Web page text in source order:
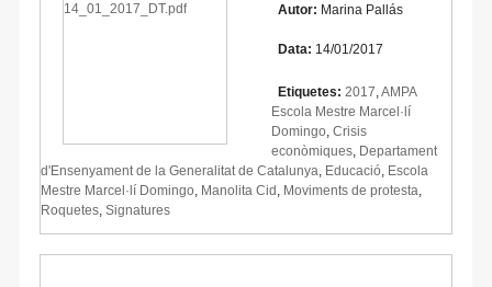
Autor: Marina Pallás
Data: 14/01/2017
Etiquetes: 2017 AMPA
Escola Mestre Marcel·lí
Domingo Crisis
econòmiques Departament
d'Ensenyament de la Generalitat de Catalunya Educació Escola
Mestre Marcel·lí Domingo Manolita Cid Moviments de protesta
Roquetes Signatures